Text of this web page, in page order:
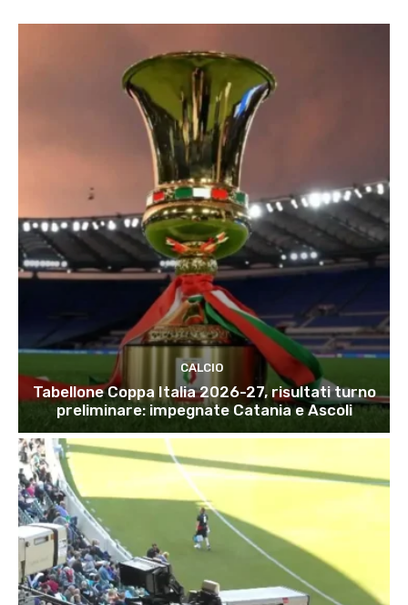
CALCIO
Tabellone Coppa Italia 2026-27, risultati turno
preliminare: impegnate Catania e Ascoli